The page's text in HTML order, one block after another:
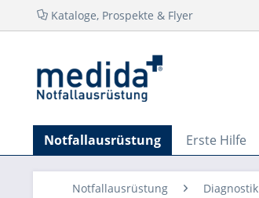
Kataloge, Prospekte & Flyer
Notfallausrüstung Erste Hilfe
Notfallausrüstung Diagnostik